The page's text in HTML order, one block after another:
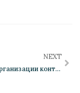
NEXT
Эффект организации контента на понимание